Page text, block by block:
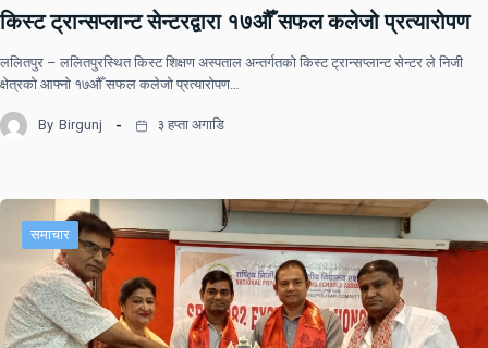
किस्ट ट्रान्सप्लान्ट सेन्टरद्वारा १७औँ सफल कलेजो प्रत्यारोपण
ललितपुर – ललितपुरस्थित किस्ट शिक्षण अस्पताल अन्तर्गतको किस्ट ट्रान्सप्लान्ट सेन्टर ले निजी
क्षेत्रको आफ्नो १७औँ सफल कलेजो प्रत्यारोपण…
By Birgunj ३ हप्ता अगाडि
समाचार